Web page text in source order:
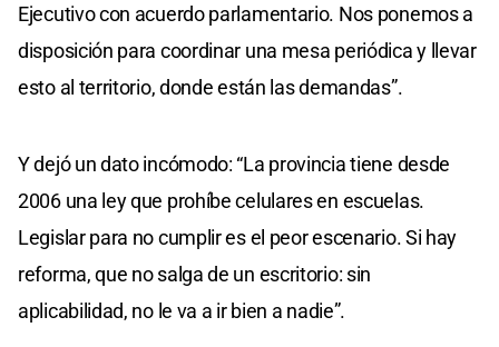
Ejecutivo con acuerdo parlamentario. Nos ponemos a
disposición para coordinar una mesa periódica y llevar
esto al territorio, donde están las demandas”.
Y dejó un dato incómodo: “La provincia tiene desde
2006 una ley que prohíbe celulares en escuelas.
Legislar para no cumplir es el peor escenario. Si hay
reforma, que no salga de un escritorio: sin
aplicabilidad, no le va a ir bien a nadie”.